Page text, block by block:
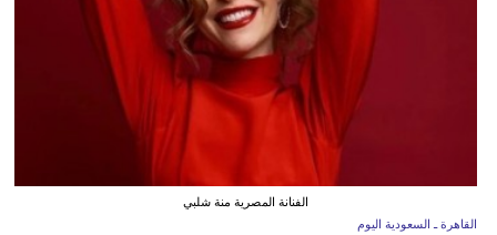
الفنانة المصرية منة شلبي
القاهرة ـ السعودية اليوم